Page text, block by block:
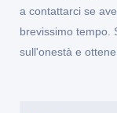
a contattarci se
brevissimo tempo.
sull'onestà e